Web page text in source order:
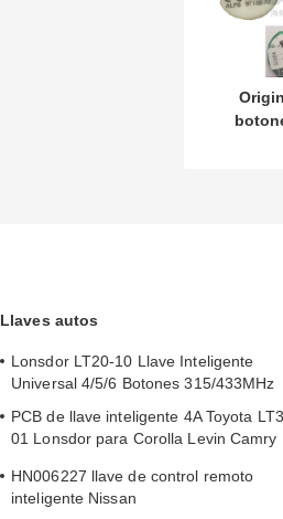
Llaves autos
Lonsdor LT20-10 Llave Inteligente
Universal 4/5/6 Botones 315/433MHz
PCB de llave inteligente 4A Toyota
01 Lonsdor para Corolla Levin Camry
HN006227 llave de control remoto
inteligente Nissan